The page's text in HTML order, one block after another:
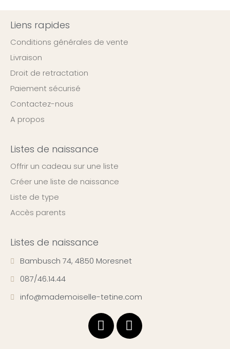
Liens rapides
Conditions générales de vente
Livraison
Droit de retractation
Paiement sécurisé
Contactez-nous
A propos
Listes de naissance
Offrir un cadeau sur une liste
Créer une liste de naissance
Liste de type
Accès parents
Listes de naissance
Bambusch 74, 4850 Moresnet
087/46.14.44
info@mademoiselle-tetine.com